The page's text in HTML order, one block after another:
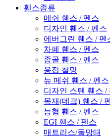
휀스종류
메쉬 휀스 / 펜스
디자인 휀스 / 펜스
에버그린 휀스 / 펜
차폐 휀스 / 펜스
종골 휀스 / 펜스
용접 철망
뉴 메쉬 휀스 / 펜스
디자인 스텐 휀스 /
목재(데크) 휀스 /
능형 휀스 / 펜스
EGI 휀스 / 펜스
매트리스/돌망태